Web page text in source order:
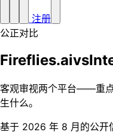
注册
公正对比
Fireflies.aivs
客观审视两个平台——重
生什么。
基于 2026 年 8 月的公开